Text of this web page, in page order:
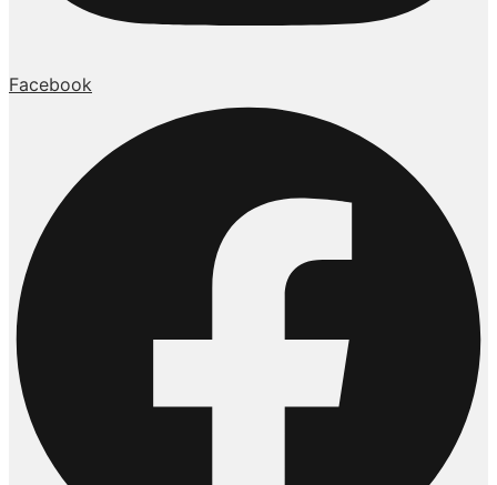
Facebook